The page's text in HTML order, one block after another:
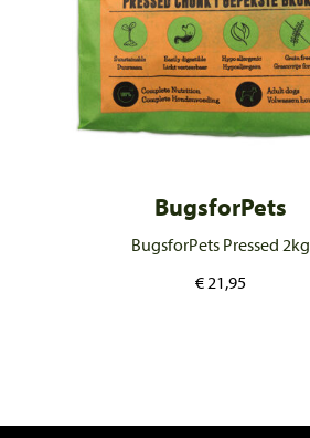
BugsforPets
BugsforPets Pressed 2kg
€ 21,95